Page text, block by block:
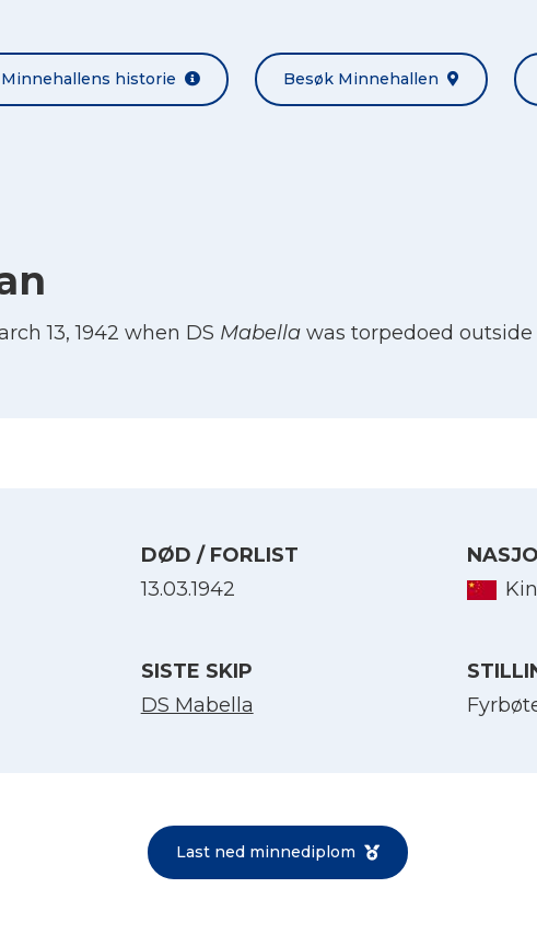
Minnehallens historie Besøk Minnehallen
13, 1942 when DS Mabella was torpedoed outside
DØD / FORLIST
13.03.1942
SISTE SKIP
DS Mabella
Last ned minnediplom
Norsk bokmål